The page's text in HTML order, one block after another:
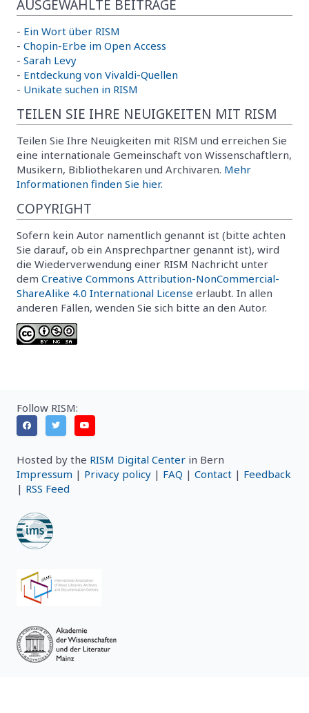
AUSGEWÄHLTE BEITRÄGE
- Ein Wort über RISM
- Chopin-Erbe im Open Access
- Sarah Levy
- Entdeckung von Vivaldi-Quellen
- Unikate suchen in RISM
TEILEN SIE IHRE NEUIGKEITEN MIT RISM
Teilen Sie Ihre Neuigkeiten mit RISM und erreichen Sie
eine internationale Gemeinschaft von Wissenschaftlern,
Musikern, Bibliothekaren und Archivaren. Mehr
Informationen finden Sie hier.
COPYRIGHT
Sofern kein Autor namentlich genannt ist (bitte achten
Sie darauf, ob ein Ansprechpartner genannt ist), wird
die Wiederverwendung einer RISM Nachricht unter
dem Creative Commons Attribution-NonCommercial-
ShareAlike 4.0 International License erlaubt. In allen
anderen Fällen, wenden Sie sich bitte an den Autor.
Follow RISM:
Hosted by the RISM Digital Center in Bern
Impressum | Privacy policy | FAQ | Contact | Feedback
| RSS Feed